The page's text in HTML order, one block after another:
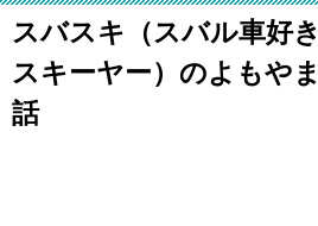
スバスキ（スバル車好き
スキーヤー）のよもやま
話